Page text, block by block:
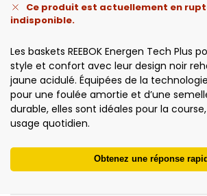
Ce produit est actuellement en
indisponible.
Les baskets REEBOK Energen Tech Plus
style et confort avec leur design noir
jaune acidulé. Équipées de la
pour une foulée amortie et d’une
durable, elles sont idéales pour la
usage quotidien.
Obtenez une réponse